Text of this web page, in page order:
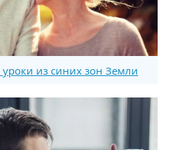
уроки из синих зон Земли